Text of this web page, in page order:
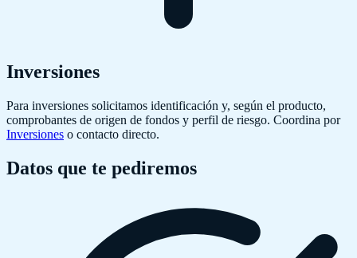
Inversiones
Para inversiones solicitamos identificación y, según el producto,
comprobantes de origen de fondos y perfil de riesgo. Coordina por
Inversiones o contacto directo.
Datos que te pediremos